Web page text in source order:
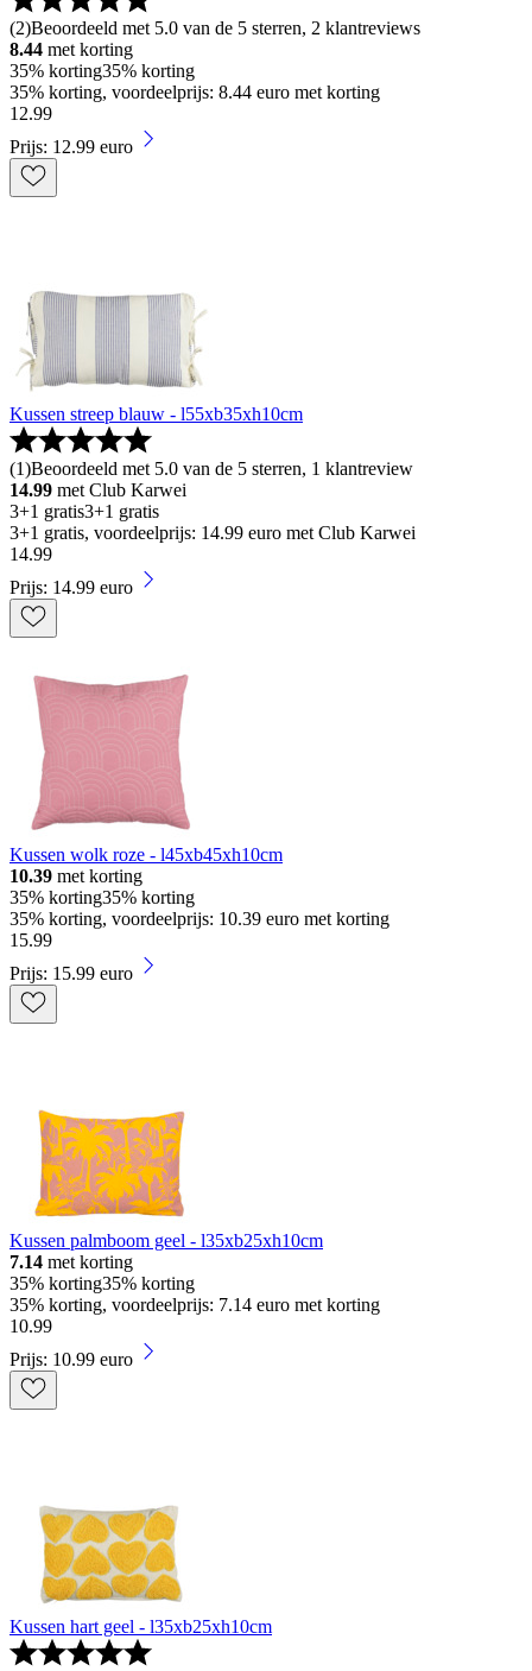
(2)Beoordeeld met 5.0 van de 5 sterren, 2 klantreviews
8.44 met korting
35% korting35% korting
35% korting, voordeelprijs: 8.44 euro met korting
12.99
Prijs: 12.99 euro
Kussen streep blauw - l55xb35xh10cm
(1)Beoordeeld met 5.0 van de 5 sterren, 1 klantreview
14.99 met Club Karwei
3+1 gratis3+1 gratis
3+1 gratis, voordeelprijs: 14.99 euro met Club Karwei
14.99
Prijs: 14.99 euro
Kussen wolk roze - l45xb45xh10cm
10.39 met korting
35% korting35% korting
35% korting, voordeelprijs: 10.39 euro met korting
15.99
Prijs: 15.99 euro
Kussen palmboom geel - l35xb25xh10cm
7.14 met korting
35% korting35% korting
35% korting, voordeelprijs: 7.14 euro met korting
10.99
Prijs: 10.99 euro
Kussen hart geel - l35xb25xh10cm